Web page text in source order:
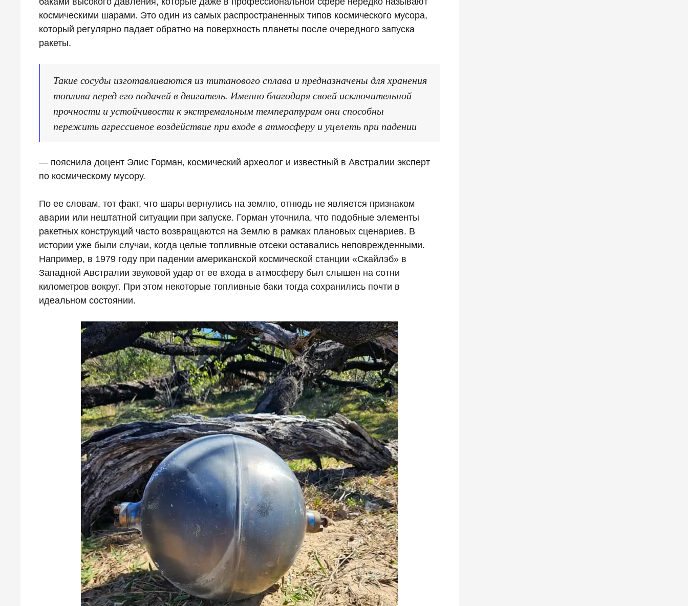
космическими шарами. Это один из самых распространенных типов космического мусора,
который регулярно падает обратно на поверхность планеты после очередного запуска
ракеты.
Такие сосуды изготавливаются из титанового сплава и предназначены для хранения
топлива перед его подачей в двигатель. Именно благодаря своей исключительной
прочности и устойчивости к экстремальным температурам они способны
пережить агрессивное воздействие при входе в атмосферу и уцелеть при падении
— пояснила доцент Элис Горман, космический археолог и известный в Австралии эксперт
по космическому мусору.
По ее словам, тот факт, что шары вернулись на землю, отнюдь не является признаком
аварии или нештатной ситуации при запуске. Горман уточнила, что подобные элементы
ракетных конструкций часто возвращаются на Землю в рамках плановых сценариев. В
истории уже были случаи, когда целые топливные отсеки оставались неповрежденными.
Например, в 1979 году при падении американской космической станции «Скайлэб» в
Западной Австралии звуковой удар от ее входа в атмосферу был слышен на сотни
километров вокруг. При этом некоторые топливные баки тогда сохранились почти в
идеальном состоянии.